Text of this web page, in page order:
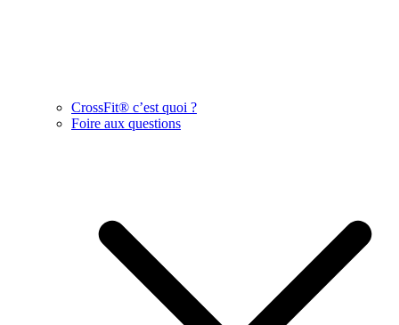
CrossFit® c’est quoi ?
Foire aux questions